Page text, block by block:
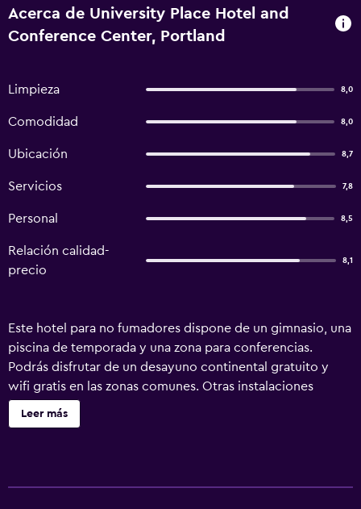
Acerca de University Place Hotel and
Conference Center, Portland
Limpieza 8,0
Comodidad 8,0
Ubicación 8,7
Servicios 7,8
Personal 8,5
Relación calidad-
precio
8,1
Este hotel para no fumadores dispone de un gimnasio, una
piscina de temporada y una zona para conferencias.
Podrás disfrutar de un desayuno continental gratuito y
wifi gratis en las zonas comunes. Otras instalaciones
incluyen aparcamiento sin asistencia, lavandería y servicio
de recepción 24 horas. Se ofrece un servicio de limpieza a
Leer más